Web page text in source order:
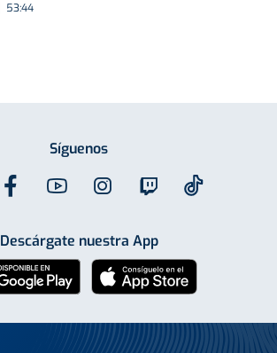
53:44
Síguenos
Descárgate nuestra App